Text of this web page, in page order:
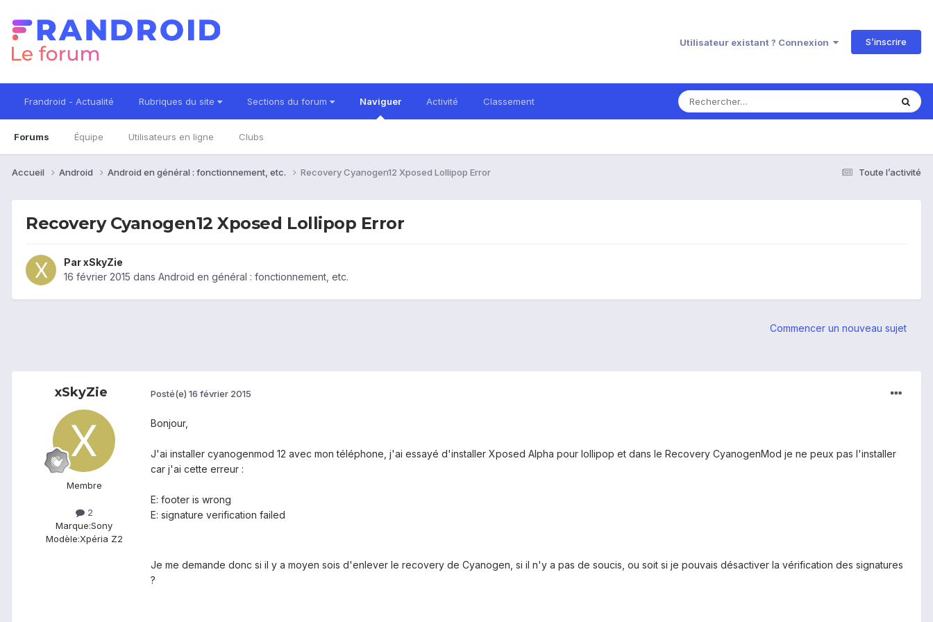
Utilisateur existant ? Connexion S’inscrire
Frandroid - Actualité Rubriques du site Sections du forum Naviguer
Forums Équipe Utilisateurs en ligne Clubs
Activité Classement
Toute l’activité
Accueil Android Android en général : fonctionnement, etc. Recovery Cyanogen12 Xposed Lollipop Error
Recovery Cyanogen12 Xposed Lollipop Error
ParxSkyZie
16 février 2015 dans Android en général : fonctionnement, etc.
Commencer un nouveau sujet
xSkyZie
Membre
2
Marque:Sony
Modèle:Xpéria Z2
Posté(e) 16 février 2015
Bonjour,
J'ai installer cyanogenmod 12 avec mon téléphone, j'ai essayé d'installer Xposed Alpha pour lollipop et dans le Recovery CyanogenMod je ne peux pas l'installer
car j'ai cette erreur :
E: footer is wrong
E: signature verification failed
Je me demande donc si il y a moyen sois d'enlever le recovery de Cyanogen, si il n'y a pas de soucis, ou soit si je pouvais désactiver la vérification des signatures
?